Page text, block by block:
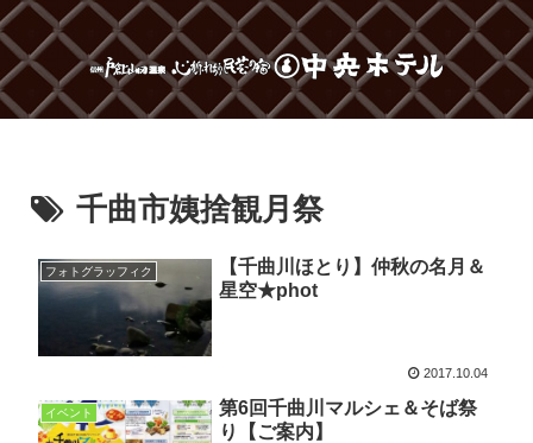
千曲市姨捨観月祭
フォトグラッフィク
【千曲川ほとり】仲秋の名月＆
星空★phot
2017.10.04
イベント
第6回千曲川マルシェ＆そば祭
り【ご案内】